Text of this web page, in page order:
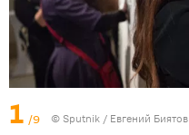
1 /9 © Sputnik / Евгений Биятов